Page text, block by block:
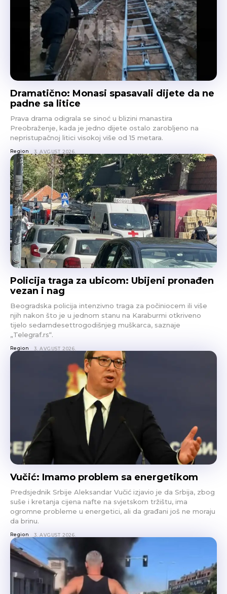
Dramatično: Monasi spasavali dijete da ne
padne sa litice
Prava drama odigrala se sinoć u blizini manastira
Preobraženje, kada je jedno dijete ostalo zarobljeno na
nepristupačnoj litici visokoj više od 15 metara.
Region 3. AVGUST 2026.
Policija traga za ubicom: Ubijeni pronađen
vezan i nag
Beogradska policija intenzivno traga za počiniocem ili više
njih nakon što je u jednom stanu na Karaburmi otkriveno
tijelo sedamdesettrogodišnjeg muškarca, saznaje
„Telegraf.rs“.
Region 3. AVGUST 2026.
Vučić: Imamo problem sa energetikom
Predsjednik Srbije Aleksandar Vučić izjavio je da Srbija, zbog
suše i kretanja cijena nafte na svjetskom tržištu, ima
ogromne probleme u energetici, ali da građani još ne moraju
da brinu.
Region 3. AVGUST 2026.